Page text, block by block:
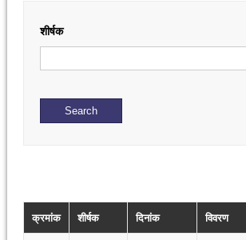
शीर्षक
क्रमांक शीर्षक दिनांक विवरण